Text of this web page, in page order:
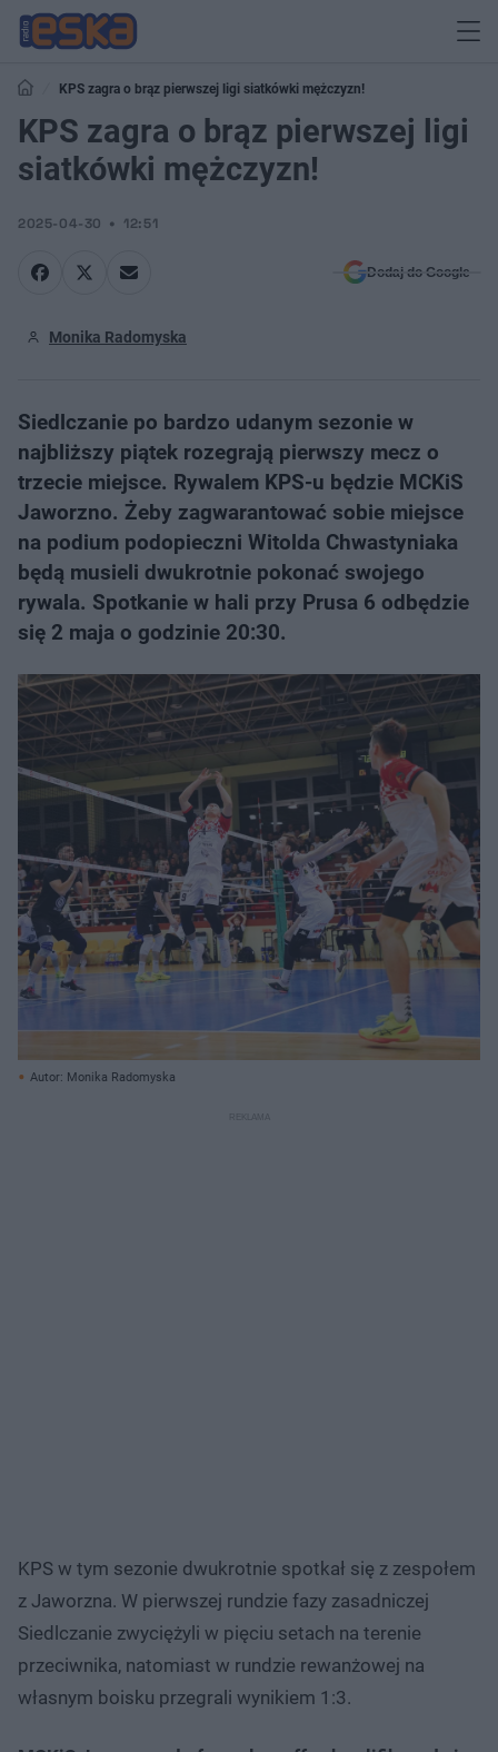
KPS zagra o brąz pierwszej ligi siatkówki mężczyzn!
KPS zagra o brąz pierwszej ligi
siatkówki mężczyzn!
2025-04-30 12:51
Dodaj do Google
Monika Radomyska
Siedlczanie po bardzo udanym sezonie w
najbliższy piątek rozegrają pierwszy mecz o
trzecie miejsce. Rywalem KPS-u będzie MCKiS
Jaworzno. Żeby zagwarantować sobie miejsce
na podium podopieczni Witolda Chwastyniaka
będą musieli dwukrotnie pokonać swojego
rywala. Spotkanie w hali przy Prusa 6 odbędzie
się 2 maja o godzinie 20:30.
Autor: Monika Radomyska
KPS w tym sezonie dwukrotnie spotkał się z zespołem
z Jaworzna. W pierwszej rundzie fazy zasadniczej
Siedlczanie zwyciężyli w pięciu setach na terenie
przeciwnika, natomiast w rundzie rewanżowej na
własnym boisku przegrali wynikiem 1:3.